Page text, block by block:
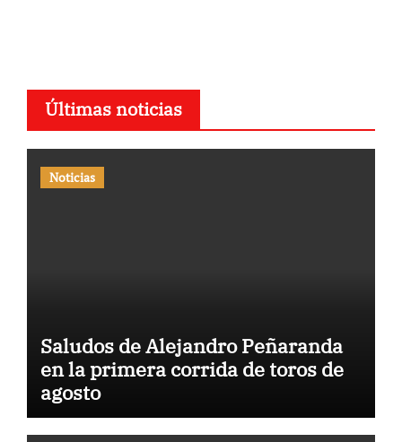
Últimas noticias
Noticias
Saludos de Alejandro Peñaranda
en la primera corrida de toros de
agosto